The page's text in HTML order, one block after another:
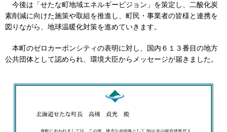
今後は「せたな町地域エネルギービジョン」を策定し、二酸化炭
素削減に向けた施策や取組を推進し、町民・事業者の皆様と連携を
図りながら、地球温暖化対策を進めていきます。
本町のゼロカーボンシティの表明に対し、国内６１３番目の地方
公共団体として認められ、環境大臣からメッセージが届きました。